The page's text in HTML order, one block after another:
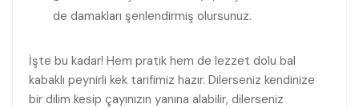
de damakları şenlendirmiş olursunuz.
İşte bu kadar! Hem pratik hem de lezzet dolu bal
kabaklı peynirli kek tarifimiz hazır. Dilerseniz kendinize
bir dilim kesip çayınızın yanına alabilir, dilerseniz